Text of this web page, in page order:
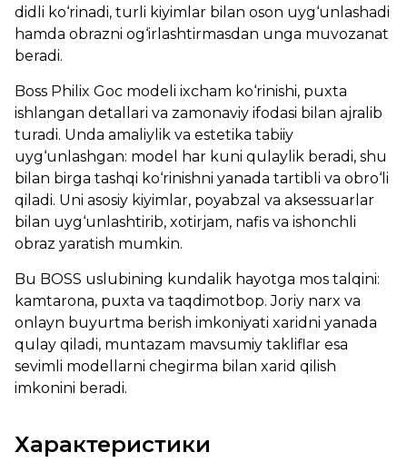
didli ko‘rinadi, turli kiyimlar bilan oson uyg‘unlashadi
hamda obrazni og‘irlashtirmasdan unga muvozanat
beradi.
Boss Philix Goc modeli ixcham ko‘rinishi, puxta
ishlangan detallari va zamonaviy ifodasi bilan ajralib
turadi. Unda amaliylik va estetika tabiiy
uyg‘unlashgan: model har kuni qulaylik beradi, shu
bilan birga tashqi ko‘rinishni yanada tartibli va obro‘li
qiladi. Uni asosiy kiyimlar, poyabzal va aksessuarlar
bilan uyg‘unlashtirib, xotirjam, nafis va ishonchli
obraz yaratish mumkin.
Bu BOSS uslubining kundalik hayotga mos talqini:
kamtarona, puxta va taqdimotbop. Joriy narx va
onlayn buyurtma berish imkoniyati xaridni yanada
qulay qiladi, muntazam mavsumiy takliflar esa
sevimli modellarni chegirma bilan xarid qilish
imkonini beradi.
Характеристики